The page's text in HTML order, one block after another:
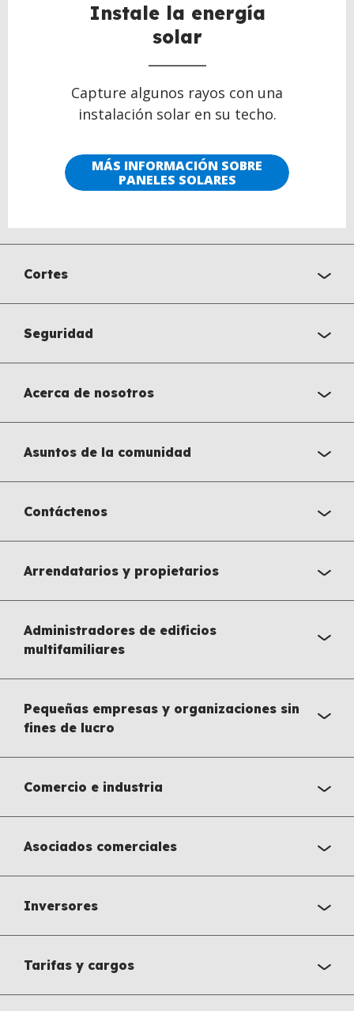
Instale la energía
solar
Capture algunos rayos con una
instalación solar en su techo.
MÁS INFORMACIÓN SOBRE
PANELES SOLARES
Cortes
Seguridad
Acerca de nosotros
Asuntos de la comunidad
Contáctenos
Arrendatarios y propietarios
Administradores de edificios
multifamiliares
Pequeñas empresas y organizaciones sin
fines de lucro
Comercio e industria
Asociados comerciales
Inversores
Tarifas y cargos